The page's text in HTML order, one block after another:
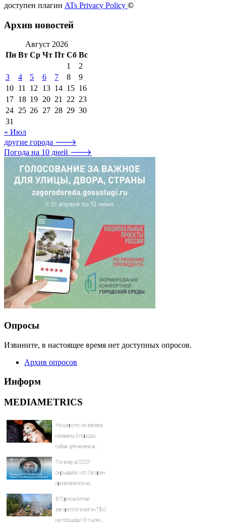
доступен плагин ATs Privacy Policy ©
Архив новостей
Август 2026
Пн Вт Ср Чт Пт Сб Вс
1
2
3
4 5 6 7 8
9
10 11 12 13 14 15 16
17 18 19 20 21 22 23
24 25 26 27 28 29 30
31
« Июл
другие города 🡒
Погода на 10 дней 🡒
Опросы
Извините, в настоящее время нет доступных опросов.
Архив опросов
Информ
MEDIAMETRICS
Ни шерсти, ни запаха:
названы 3 породы
собак для жизни в
Почему в СССР
скрывали, что Гагарин
приземлился на
В Горном Алтае
загорелся полигон ТБО
на площади 10 тысяч